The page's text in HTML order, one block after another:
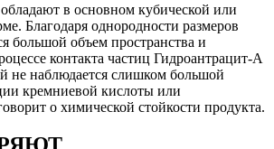
в основном кубической или
Благодаря однородности размеров
большой объем пространства и
контакта частиц Гидроантрацит-А
не наблюдается слишком большой
кремниевой кислоты или
о химической стойкости продукта.